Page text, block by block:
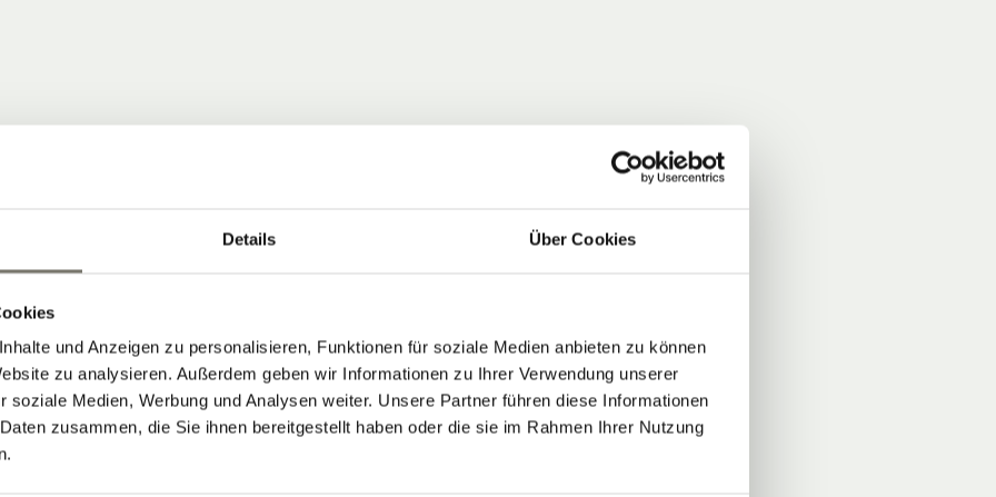
Details Über Cookies
und Anzeigen zu personalisieren, Funktionen für soziale Medien anbieten zu können
zu analysieren. Außerdem geben wir Informationen zu Ihrer Verwendung unserer
soziale Medien, Werbung und Analysen weiter. Unsere Partner führen diese Informationen
zusammen, die Sie ihnen bereitgestellt haben oder die sie im Rahmen Ihrer Nutzung
die Neuigkeiten vom Stroblhof
aus unserem Weinhotel in